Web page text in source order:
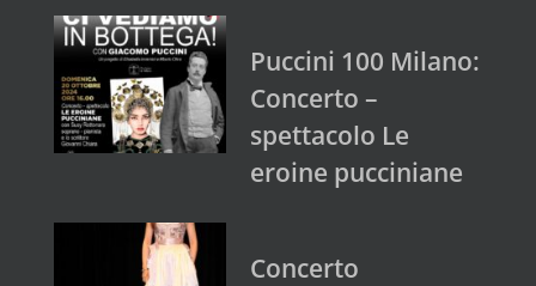
Puccini 100 Milano:
Concerto –
spettacolo Le
eroine pucciniane
Concerto